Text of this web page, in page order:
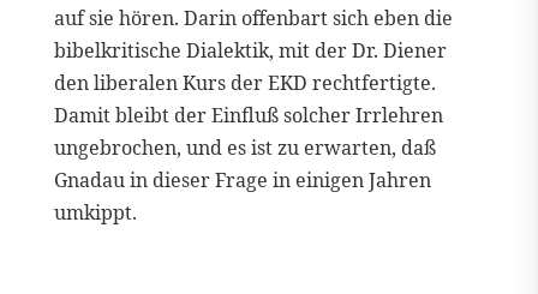
auf sie hören. Darin offenbart sich eben die
bibelkritische Dialektik, mit der Dr. Diener
den liberalen Kurs der EKD rechtfertigte.
Damit bleibt der Einfluß solcher Irrlehren
ungebrochen, und es ist zu erwarten, daß
Gnadau in dieser Frage in einigen Jahren
umkippt.